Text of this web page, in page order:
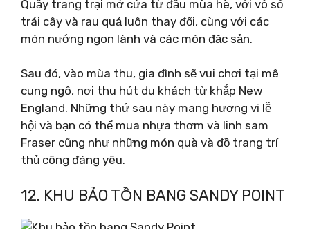
Quầy trang trại mở cửa từ đầu mùa hè, với vô số
trái cây và rau quả luôn thay đổi, cùng với các
món nướng ngon lành và các món đặc sản.
Sau đó, vào mùa thu, gia đình sẽ vui chơi tại mê
cung ngô, nơi thu hút du khách từ khắp New
England. Những thứ sau này mang hương vị lễ
hội và bạn có thể mua nhựa thơm và linh sam
Fraser cũng như những món quà và đồ trang trí
thủ công đáng yêu.
12. KHU BẢO TỒN BANG SANDY POINT